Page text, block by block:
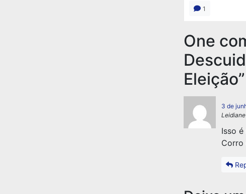
1
One
Eleição”
3 de
Leidiane
Isso
Corro